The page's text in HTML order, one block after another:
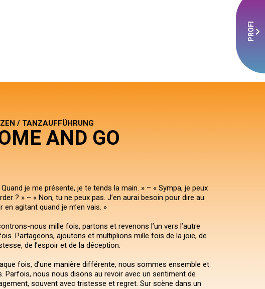
PROFI
/ TANZAUFFÜHRUNG
AND GO
je me présente, je te tends la main. » – « Sympa, je peux
? » – « Non, tu ne peux pas. J’en aurai besoin pour dire au
en agitant quand je m’en vais. »
nous mille fois, partons et revenons l’un vers l’autre
Partageons, ajoutons et multiplions mille fois de la joie, de
de l’espoir et de la déception.
fois, d’une manière différente, nous sommes ensemble et
Parfois, nous nous disons au revoir avec un sentiment de
souvent avec tristesse et regret. Sur scène dans un